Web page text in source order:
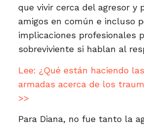
que vivir cerca del agresor y
amigos en común e incluso
implicaciones profesionales
sobreviviente si hablan al
Lee: ¿Qué están haciendo
armadas acerca de los
>>
Para Diana, no fue tanto la